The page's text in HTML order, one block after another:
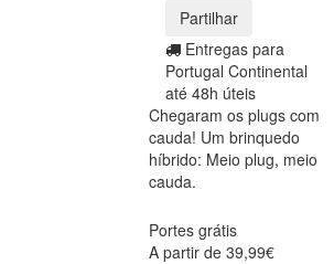
Partilhar
Entregas para
Portugal Continental
até 48h úteis
Chegaram os plugs com
cauda! Um brinquedo
híbrido: Meio plug, meio
cauda.
Portes grátis
A partir de 39,99€